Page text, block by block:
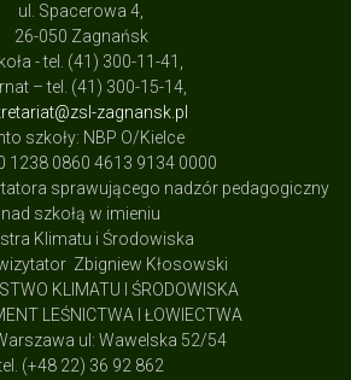
ul. Spacerowa 4,
26-050 Zagnańsk
- tel. (41) 300-11-41,
– tel. (41) 300-15-14,
zagnansk.pl
szkoły: NBP O/Kielce
1238 0860 4613 9134 0000
sprawującego nadzór pedagogiczny
nad szkołą w imieniu
Klimatu i Środowiska
Zbigniew Kłosowski
KLIMATU I ŚRODOWISKA
LEŚNICTWA I ŁOWIECTWA
ul: Wawelska 52/54
(+48 22) 36 92 862